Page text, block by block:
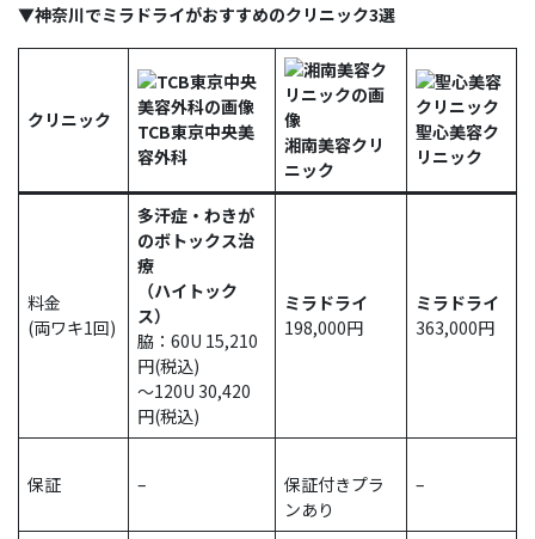
▼神奈川でミラドライがおすすめのクリニック3選
クリニック
TCB東京中央美
容外科
湘南美容クリ
ニック
聖心美容ク
リニック
料金
(両ワキ1回)
多汗症・わきが
のボトックス治
療
（ハイトック
ス）
脇：60U 15,210
円(税込)
～120U 30,420
円(税込)
ミラドライ
198,000円
ミラドライ
363,000円
保証 –
保証付きプラ
ンあり
–